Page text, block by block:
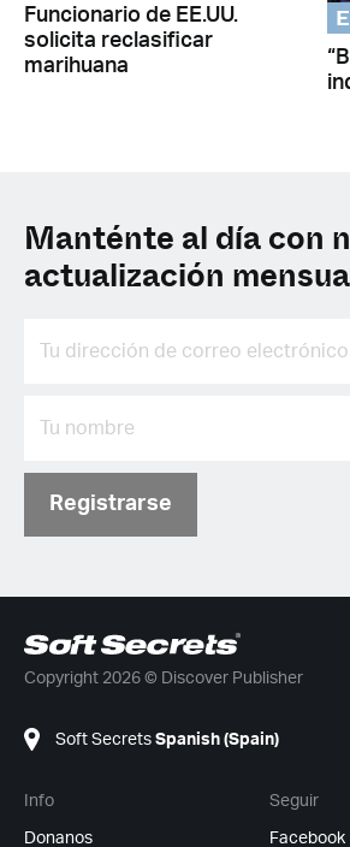
Funcionario de EE.UU.
solicita reclasificar
marihuana
E
Manténte al día con
actualización
Registrarse
Copyright 2026 © Discover Publisher
Soft Secrets Spanish (Spain)
Info
Donanos
Seguir
Facebook